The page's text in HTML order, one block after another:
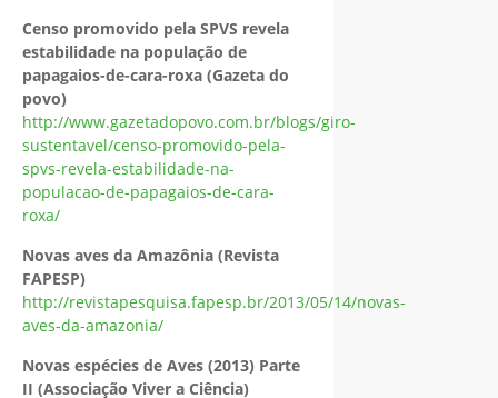
Censo promovido pela SPVS revela
estabilidade na população de
papagaios-de-cara-roxa (Gazeta do
povo)
http://www.gazetadopovo.com.br/blogs/giro-
sustentavel/censo-promovido-pela-
spvs-revela-estabilidade-na-
populacao-de-papagaios-de-cara-
roxa/
Novas aves da Amazônia (Revista
FAPESP)
http://revistapesquisa.fapesp.br/2013/05/14/novas-
aves-da-amazonia/
Novas espécies de Aves (2013) Parte
II (Associação Viver a Ciência)